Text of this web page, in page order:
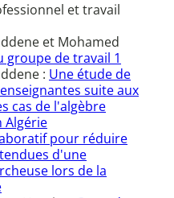
et travail
et Mohamed
groupe de travail 1
: Une étude de
suite aux
cas de l'algèbre
Algérie
pour réduire
d'une
lors de la